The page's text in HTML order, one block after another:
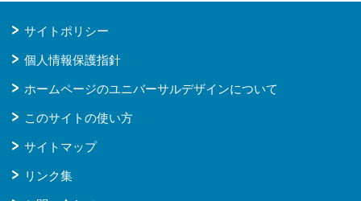
サイトポリシー
個人情報保護指針
ホームページのユニバーサルデザインについて
このサイトの使い方
サイトマップ
リンク集